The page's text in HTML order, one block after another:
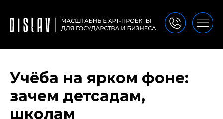
Учёба на ярком фоне:
зачем детсадам,
школам